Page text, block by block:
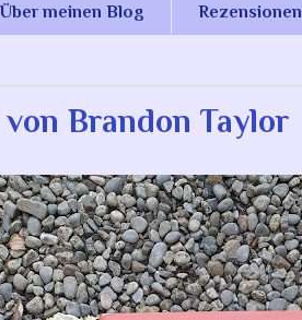
Über meinen Blog Rezensionen
Brandon Taylor